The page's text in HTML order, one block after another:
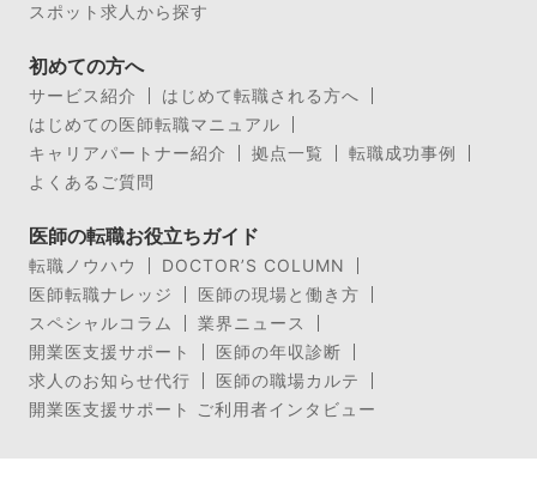
スポット求人から探す
初めての方へ
サービス紹介
はじめて転職される方へ
はじめての医師転職マニュアル
キャリアパートナー紹介
拠点一覧
転職成功事例
よくあるご質問
医師の転職お役立ちガイド
転職ノウハウ
DOCTOR’S COLUMN
医師転職ナレッジ
医師の現場と働き方
スペシャルコラム
業界ニュース
開業医支援サポート
医師の年収診断
求人のお知らせ代行
医師の職場カルテ
開業医支援サポート ご利用者インタビュー